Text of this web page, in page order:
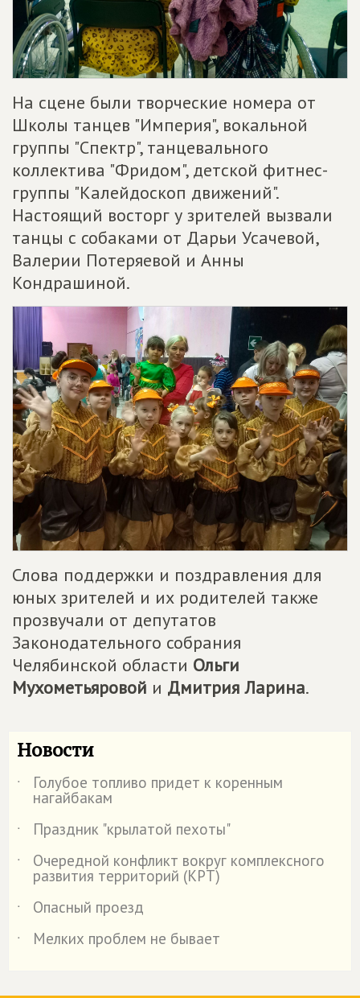
На сцене были творческие номера от
Школы танцев "Империя", вокальной
группы "Спектр", танцевального
коллектива "Фридом", детской фитнес-
группы "Калейдоскоп движений".
Настоящий восторг у зрителей вызвали
танцы с собаками от Дарьи Усачевой,
Валерии Потеряевой и Анны
Кондрашиной.
Слова поддержки и поздравления для
юных зрителей и их родителей также
прозвучали от депутатов
Законодательного собрания
Челябинской области Ольги
Мухометьяровой и Дмитрия Ларина.
Новости
˙ Голубое топливо придет к коренным
нагайбакам
˙
Праздник "крылатой пехоты"
˙
Очередной конфликт вокруг комплексного
развития территорий (КРТ)
˙
Опасный проезд
˙
Мелких проблем не бывает